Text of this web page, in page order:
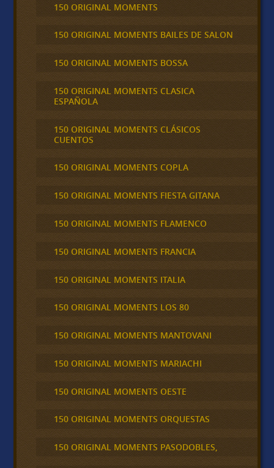
150 ORIGINAL MOMENTS
150 ORIGINAL MOMENTS BAILES DE SALON
150 ORIGINAL MOMENTS BOSSA
150 ORIGINAL MOMENTS CLASICA
ESPAÑOLA
150 ORIGINAL MOMENTS CLÁSICOS
CUENTOS
150 ORIGINAL MOMENTS COPLA
150 ORIGINAL MOMENTS FIESTA GITANA
150 ORIGINAL MOMENTS FLAMENCO
150 ORIGINAL MOMENTS FRANCIA
150 ORIGINAL MOMENTS ITALIA
150 ORIGINAL MOMENTS LOS 80
150 ORIGINAL MOMENTS MANTOVANI
150 ORIGINAL MOMENTS MARIACHI
150 ORIGINAL MOMENTS OESTE
150 ORIGINAL MOMENTS ORQUESTAS
150 ORIGINAL MOMENTS PASODOBLES,